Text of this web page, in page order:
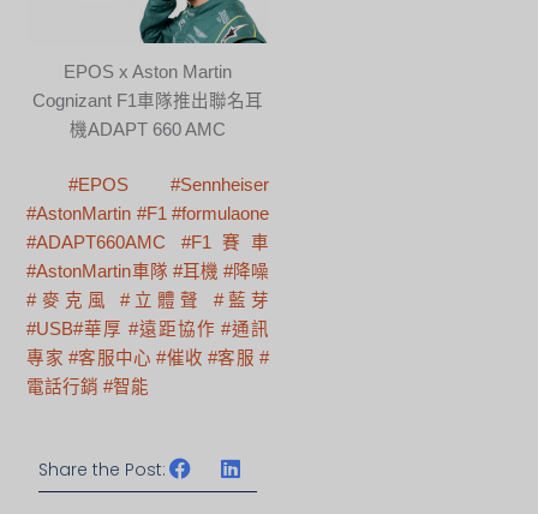
EPOS x Aston Martin
Cognizant F1車隊推出聯名耳
機ADAPT 660 AMC
#EPOS
#Sennheiser
#AstonMartin #F1 #formulaone
#ADAPT660AMC
#F1賽車
#AstonMartin車隊 #耳機 #降噪
#麥克風
#立體聲
#藍芽
#USB#華厚 #遠距協作 #通訊
專家 #客服中心 #催收 #客服 #
電話行銷 #智能
Share the Post:
上一頁 下一篇